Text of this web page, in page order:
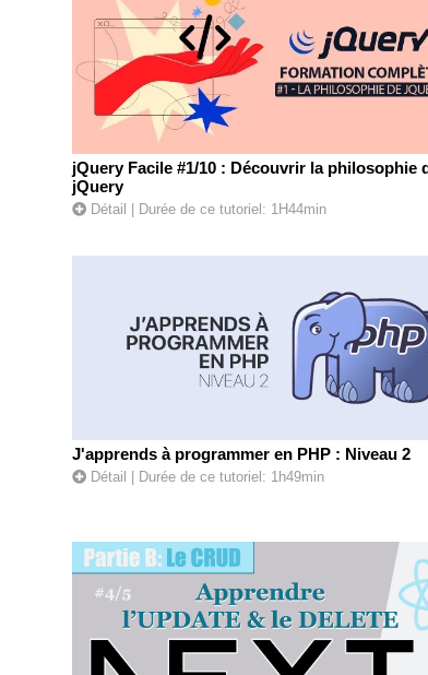
jQuery Facile #1/10 : Découvrir la philosophie
jQuery
Détail | Durée de ce tutoriel: 1H44min
J'apprends à programmer en PHP : Niveau 2
Détail | Durée de ce tutoriel: 1h49min